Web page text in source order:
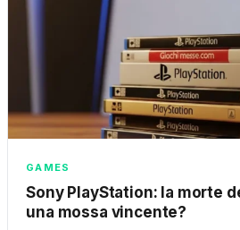
GAMES
Sony PlayStation: la morte
una mossa vincente?